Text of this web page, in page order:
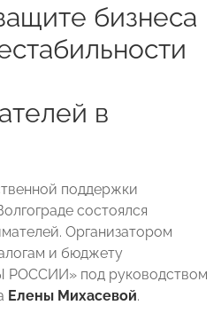
бизнеса
в
поддержки
состоялся
Организатором
и бюджету
РОССИИ» под руководством
Елены Михасевой.